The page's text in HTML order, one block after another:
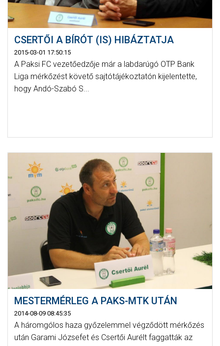
CSERTŐI A BÍRÓT (IS) HIBÁZTATJA
2015-03-01 17:50:15
A Paksi FC vezetőedzője már a labdarúgó OTP Bank
Liga mérkőzést követő sajtótájékoztatón kijelentette,
hogy Andó-Szabó S...
MESTERMÉRLEG A PAKS-MTK UTÁN
2014-08-09 08:45:35
A háromgólos haza győzelemmel végződött mérkőzés
után Garami Józsefet és Csertői Aurélt faggatták az